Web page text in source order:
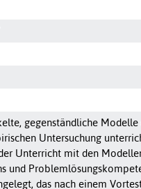
gegenständliche
Untersuchung
Unterricht mit den
und
das nach einem